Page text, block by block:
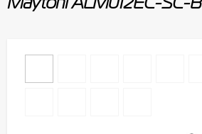
Maytoni ALM012EC-SC-B